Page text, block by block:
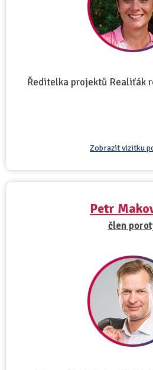
Ředitelka projektů Realiťák
Zobrazit vizitku
Petr
člen